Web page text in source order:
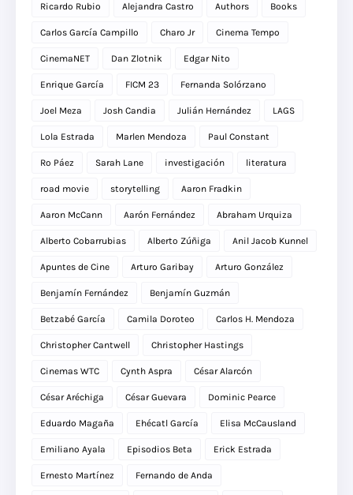
Ricardo Rubio Alejandra Castro Authors Books
Carlos García Campillo Charo Jr Cinema Tempo
CinemaNET Dan Zlotnik Edgar Nito
Enrique García FICM 23 Fernanda Solórzano
Joel Meza Josh Candia Julián Hernández LAGS
Lola Estrada Marlen Mendoza Paul Constant
Ro Páez Sarah Lane investigación literatura
road movie storytelling Aaron Fradkin
Aaron McCann Aarón Fernández Abraham Urquiza
Alberto Cobarrubias Alberto Zúñiga Anil Jacob Kunnel
Apuntes de Cine Arturo Garibay Arturo González
Benjamín Fernández Benjamín Guzmán
Betzabé García Camila Doroteo Carlos H. Mendoza
Christopher Cantwell Christopher Hastings
Cinemas WTC Cynth Aspra César Alarcón
César Aréchiga César Guevara Dominic Pearce
Eduardo Magaña Ehécatl García Elisa McCausland
Emiliano Ayala Episodios Beta Erick Estrada
Ernesto Martínez Fernando de Anda